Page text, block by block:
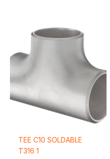
TEE C10 SOLDABLE
T316 1